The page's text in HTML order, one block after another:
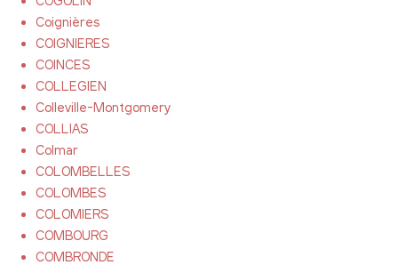
Coignières
COIGNIERES
COINCES
COLLEGIEN
Colleville-Montgomery
COLLIAS
Colmar
COLOMBELLES
COLOMBES
COLOMIERS
COMBOURG
COMBRONDE